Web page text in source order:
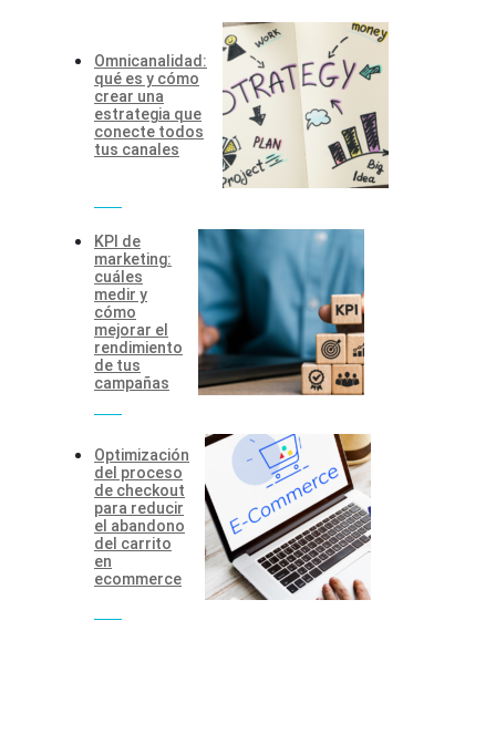
Omnicanalidad:
qué es y cómo
crear una
estrategia que
conecte todos
tus canales
KPI de
marketing:
cuáles
medir y
cómo
mejorar el
rendimiento
de tus
campañas
Optimización
del proceso
de checkout
para reducir
el abandono
del carrito
en
ecommerce